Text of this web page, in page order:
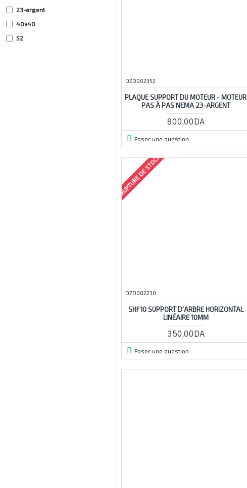
23-argent
40x40
52
DZD002352
PLAQUE SUPPORT DU MOTEUR - MOTEUR
PAS À PAS NEMA 23-ARGENT
800,00DA
Poser une question
RUPTURE DE STOCK
DZD002230
SHF10 SUPPORT D'ARBRE HORIZONTAL
LINÉAIRE 10MM
350,00DA
Poser une question